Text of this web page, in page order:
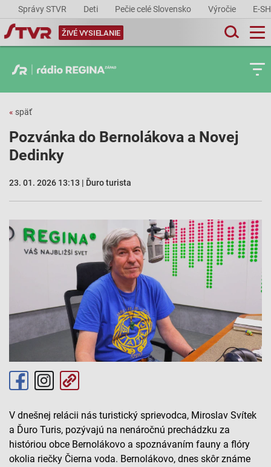
Správy STVR Deti Pečie celé Slovensko Výročie E-
ŽIVÉ VYSIELANIE
« späť
Pozvánka do Bernolákova a Novej
Dedinky
23. 01. 2026 13:13 | Ďuro turista
V dnešnej relácii nás turistický sprievodca, Miroslav Svítek
a Ďuro Turis, pozývajú na nenáročnú prechádzku za
históriou obce Bernolákovo a spoznávaním fauny a flóry
okolia riečky Čierna voda. Bernolákovo, dnes skôr známe